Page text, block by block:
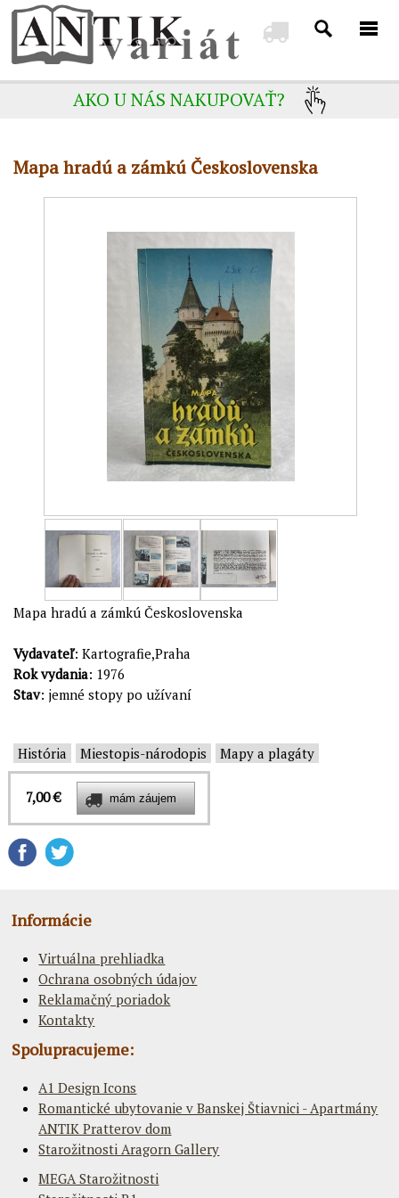
AKO U NÁS NAKUPOVAŤ?
Mapa hradú a zámkú Československa
Mapa hradú a zámkú Československa
Vydavateľ: Kartografie,Praha
Rok vydania: 1976
Stav: jemné stopy po užívaní
História Miestopis-národopis Mapy a plagáty
7,00 €
Informácie
Virtuálna prehliadka
Ochrana osobných údajov
Reklamačný poriadok
Kontakty
Spolupracujeme:
A1 Design Icons
Romantické ubytovanie v Banskej Štiavnici - Apartmány
ANTIK Pratterov dom
Starožitnosti Aragorn Gallery
MEGA Starožitnosti